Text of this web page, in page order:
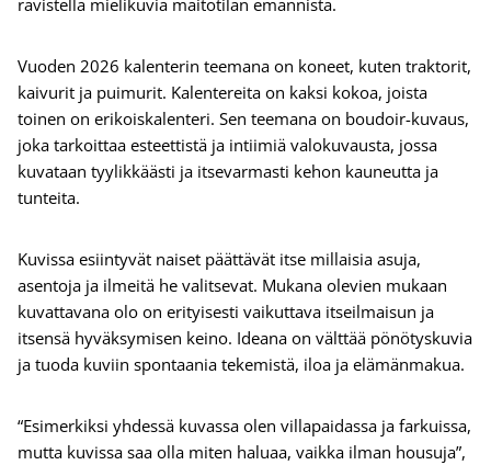
Vuoden 2026 kalenterin teemana on koneet, kuten traktorit,
kaivurit ja puimurit. Kalentereita on kaksi kokoa, joista
toinen on erikoiskalenteri. Sen teemana on boudoir-kuvaus,
joka tarkoittaa esteettistä ja intiimiä valokuvausta, jossa
kuvataan tyylikkäästi ja itsevarmasti kehon kauneutta ja
tunteita.
Kuvissa esiintyvät naiset päättävät itse millaisia asuja,
asentoja ja ilmeitä he valitsevat. Mukana olevien mukaan
kuvattavana olo on erityisesti vaikuttava itseilmaisun ja
itsensä hyväksymisen keino. Ideana on välttää pönötyskuvia
ja tuoda kuviin spontaania tekemistä, iloa ja elämänmakua.
“Esimerkiksi yhdessä kuvassa olen villapaidassa ja farkuissa,
mutta kuvissa saa olla miten haluaa, vaikka ilman housuja”,